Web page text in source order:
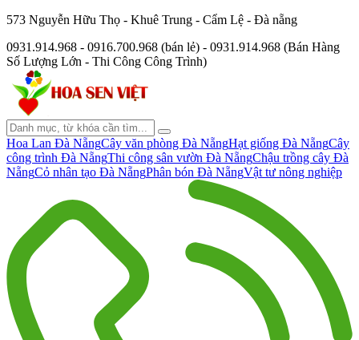
573 Nguyễn Hữu Thọ - Khuê Trung - Cẩm Lệ - Đà nẵng
0931.914.968 - 0916.700.968 (bán lẻ) - 0931.914.968 (Bán Hàng
Số Lượng Lớn - Thi Công Công Trình)
Hoa Lan Đà NẵngCây văn phòng Đà NẵngHạt giống Đà NẵngCây
công trình Đà NẵngThi công sân vườn Đà NẵngChậu trồng cây Đà
NẵngCỏ nhân tạo Đà NẵngPhân bón Đà NẵngVật tư nông nghiệp